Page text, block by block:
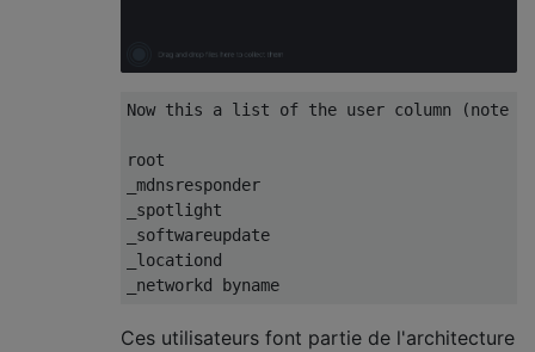
Now this a list of the user column (note I
root
_mdnsresponder
_spotlight
_softwareupdate
_locationd
Ces utilisateurs font partie de l'architecture